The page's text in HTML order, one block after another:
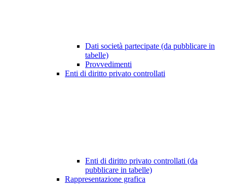
Dati società partecipate (da pubblicare in
tabelle)
Provvedimenti
Enti di diritto privato controllati
Enti di diritto privato controllati (da
pubblicare in tabelle)
Rappresentazione grafica